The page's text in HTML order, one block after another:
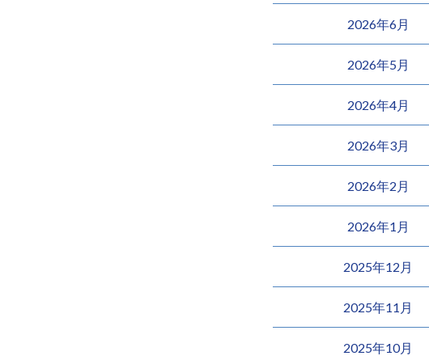
2026年6月
2026年5月
2026年4月
2026年3月
2026年2月
2026年1月
2025年12月
2025年11月
2025年10月